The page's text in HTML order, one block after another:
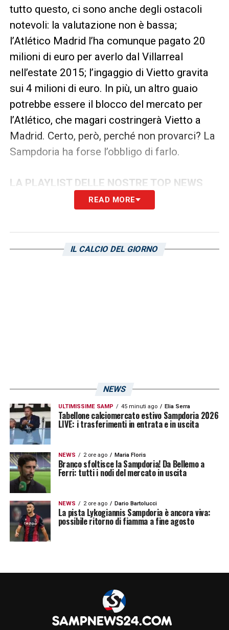
tutto questo, ci sono anche degli ostacoli
notevoli: la valutazione non è bassa;
l’Atlético Madrid l’ha comunque pagato 20
milioni di euro per averlo dal Villarreal
nell’estate 2015; l’ingaggio di Vietto gravita
sui 4 milioni di euro. In più, un altro guaio
potrebbe essere il blocco del mercato per
l’Atlético, che magari costringerà Vietto a
Madrid. Certo, però, perché non provarci? La
Sampdoria ha forse l’obbligo di farlo.
LA PLAYLIST DELLE NOSTRE TOP NEWS
READ MORE
IL CALCIO DEL GIORNO
NEWS
ULTIMISSIME SAMP 45 minuti ago Elia Serra
Tabellone calciomercato estivo Sampdoria 2026
LIVE: i trasferimenti in entrata e in uscita
NEWS 2 ore ago Maria Floris
Branco sfoltisce la Sampdoria! Da Bellemo a
Ferri: tutti i nodi del mercato in uscita
NEWS 2 ore ago Dario Bartolucci
La pista Lykogiannis Sampdoria è ancora viva:
possibile ritorno di fiamma a fine agosto